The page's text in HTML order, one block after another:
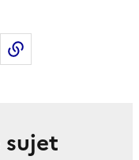
LinkedInpar email
sujet